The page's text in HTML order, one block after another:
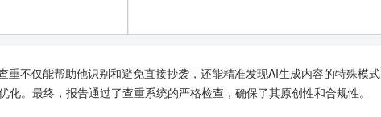
重不仅能帮助他识别和避免直接抄袭，还能精准发现AI生成内容的特殊模
化。最终，报告通过了查重系统的严格检查，确保了其原创性和合规性。